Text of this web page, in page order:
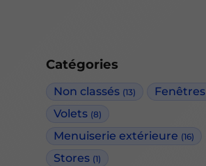
Catégories
Non classés (13) Fenêtres
Volets (8)
Menuiserie extérieure (16)
Stores (1)